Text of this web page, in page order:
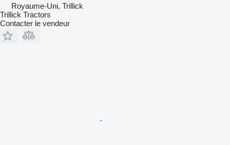
Royaume-Uni, Trillick
Trillick Tractors
Contacter le vendeur